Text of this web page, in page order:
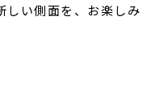
しい側面を、お楽しみ